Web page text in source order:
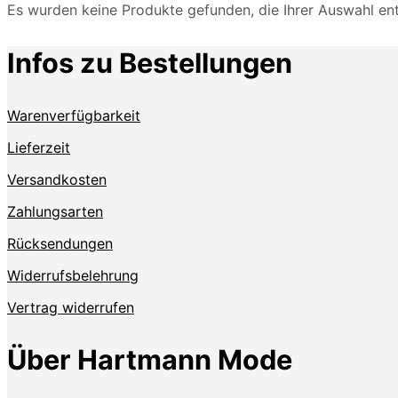
Es wurden keine Produkte gefunden, die Ihrer Auswahl
Infos zu Bestellungen
Warenverfügbarkeit
Lieferzeit
Versandkosten
Zahlungsarten
Rücksendungen
Widerrufsbelehrung
Vertrag widerrufen
Über Hartmann Mode